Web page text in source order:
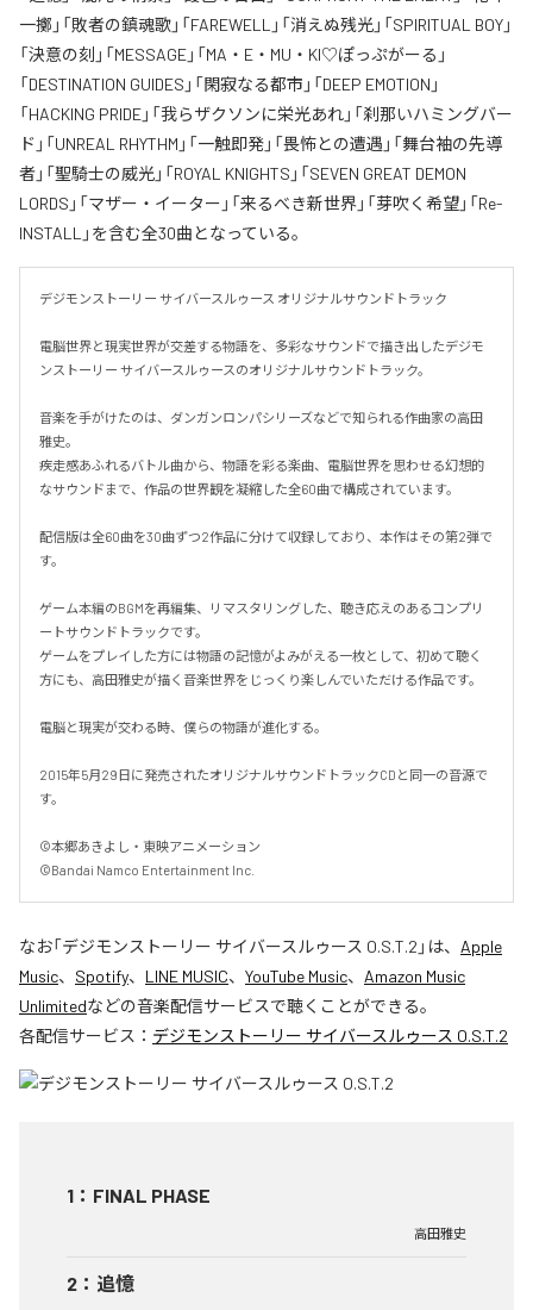
一擲」「敗者の鎮魂歌」「FAREWELL」「消えぬ残光」「SPIRITUAL BOY」
「決意の刻」「MESSAGE」「MA・E・MU・KI♡ぽっぷがーる」
「DESTINATION GUIDES」「閑寂なる都市」「DEEP EMOTION」
「HACKING PRIDE」「我らザクソンに栄光あれ」「刹那いハミングバー
ド」「UNREAL RHYTHM」「一触即発」「畏怖との遭遇」「舞台袖の先導
者」「聖騎士の威光」「ROYAL KNIGHTS」「SEVEN GREAT DEMON
LORDS」「マザー・イーター」「来るべき新世界」「芽吹く希望」「Re-
INSTALL」を含む全30曲となっている。
デジモンストーリー サイバースルゥース オリジナルサウンドトラック
電脳世界と現実世界が交差する物語を、多彩なサウンドで描き出したデジモ
ンストーリー サイバースルゥースのオリジナルサウンドトラック。
音楽を手がけたのは、ダンガンロンパシリーズなどで知られる作曲家の高田
雅史。
疾走感あふれるバトル曲から、物語を彩る楽曲、電脳世界を思わせる幻想的
なサウンドまで、作品の世界観を凝縮した全60曲で構成されています。
配信版は全60曲を30曲ずつ2作品に分けて収録しており、本作はその第2弾で
す。
ゲーム本編のBGMを再編集、リマスタリングした、聴き応えのあるコンプリ
ートサウンドトラックです。
ゲームをプレイした方には物語の記憶がよみがえる一枚として、初めて聴く
方にも、高田雅史が描く音楽世界をじっくり楽しんでいただける作品です。
電脳と現実が交わる時、僕らの物語が進化する。
2015年5月29日に発売されたオリジナルサウンドトラックCDと同一の音源で
す。
©本郷あきよし・東映アニメーション
©Bandai Namco Entertainment Inc.
なお「デジモンストーリー サイバースルゥース O.S.T.2 」は、 Apple
Music、 Spotify、 LINE MUSIC、 YouTube Music、 Amazon Music
Unlimitedなどの音楽配信サービスで聴くことができる。
各配信サービス： デジモンストーリー サイバースルゥース O.S.T.2
1 ： FINAL PHASE
高田雅史
2 ： 追憶